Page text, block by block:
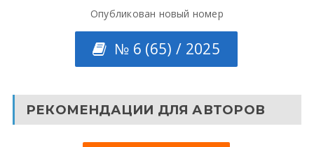
Опубликован новый номер
№ 6 (65) / 2025
РЕКОМЕНДАЦИИ ДЛЯ АВТОРОВ